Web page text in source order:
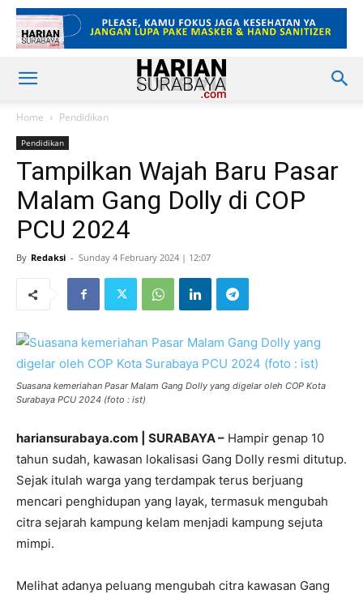
Home Pendidikan
Pendidikan
Tampilkan Wajah Baru Pasar
Malam Gang Dolly di COP
PCU 2024
By Redaksi - Sunday 4 February 2024 | 12:07
Suasana kemeriahan Pasar Malam Gang Dolly yang digelar oleh COP Kota
Surabaya PCU 2024 (foto : ist)
hariansurabaya.com | SURABAYA – Hampir genap 10
tahun sudah, kawasan lokalisasi Gang Dolly resmi ditutup.
Sejak itulah warga yang terdampak terus berjuang
mencari penghidupan yang layak, termasuk mengubah
citra sejarah kampung kelam menjadi kampung sejuta
mimpi.
Melihat adanya peluang mengubah citra kawasan Gang